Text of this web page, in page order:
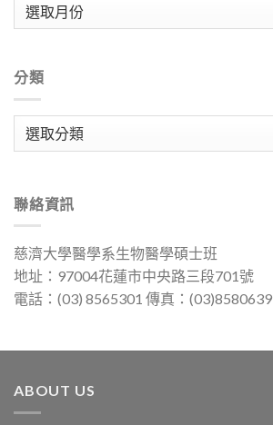
分類
聯絡資訊
慈濟大學醫學系生物醫學碩士班
地址：97004花蓮市中央路三段701號
電話：(03) 8565301 傳真：(03)8580639
ABOUT US